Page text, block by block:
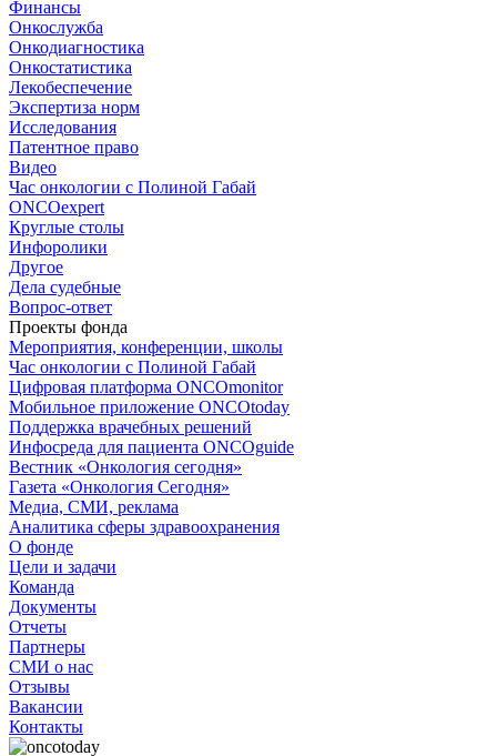
Финансы
Онкослужба
Онкодиагностика
Онкостатистика
Лекобеспечение
Экспертиза норм
Исследования
Патентное право
Видео
Час онкологии с Полиной Габай
ONCOexpert
Круглые столы
Инфоролики
Другое
Дела судебные
Вопрос-ответ
Проекты фонда
Мероприятия, конференции, школы
Час онкологии с Полиной Габай
Цифровая платформа ONCOmonitor
Мобильное приложение ONCOtoday
Поддержка врачебных решений
Инфосреда для пациента ONCOguide
Вестник «Онкология сегодня»
Газета «Онкология Сегодня»
Медиа, СМИ, реклама
Аналитика сферы здравоохранения
О фонде
Цели и задачи
Команда
Документы
Отчеты
Партнеры
СМИ о нас
Отзывы
Вакансии
Контакты